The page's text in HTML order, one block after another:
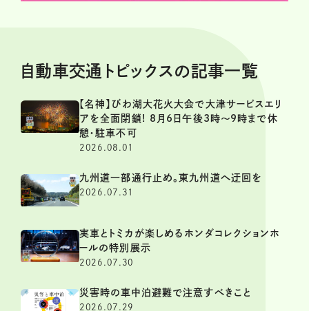
自動車交通トピックスの記事一覧
【名神】びわ湖大花火大会で大津サービスエリ
アを全面閉鎖! 8月6日午後3時～9時まで休
憩・駐車不可
2026.08.01
九州道一部通行止め。東九州道へ迂回を
2026.07.31
実車とトミカが楽しめるホンダコレクションホ
ールの特別展示
2026.07.30
災害時の車中泊避難で注意すべきこと
2026.07.29